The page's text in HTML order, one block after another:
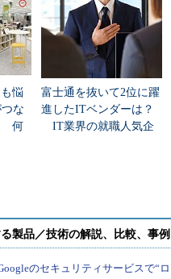
悩
な
何
富士通を抜いて2位に躍
進したITベンダーは？
IT業界の就職人気企